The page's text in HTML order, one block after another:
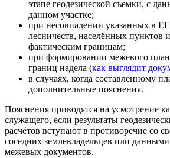
этапе геодезической съемки, с
данном участке;
при несовпадении указанных в
лесничеств, населённых пунктов
фактическим границам;
при формировании межевого
границ надела (как выглядит
в случаях, когда составленному
дополнительные пояснения.
Пояснения приводятся на усмотрение
служащего, если результаты
расчётов вступают в противоречие со
соседних землевладельцев или
межевых документов.